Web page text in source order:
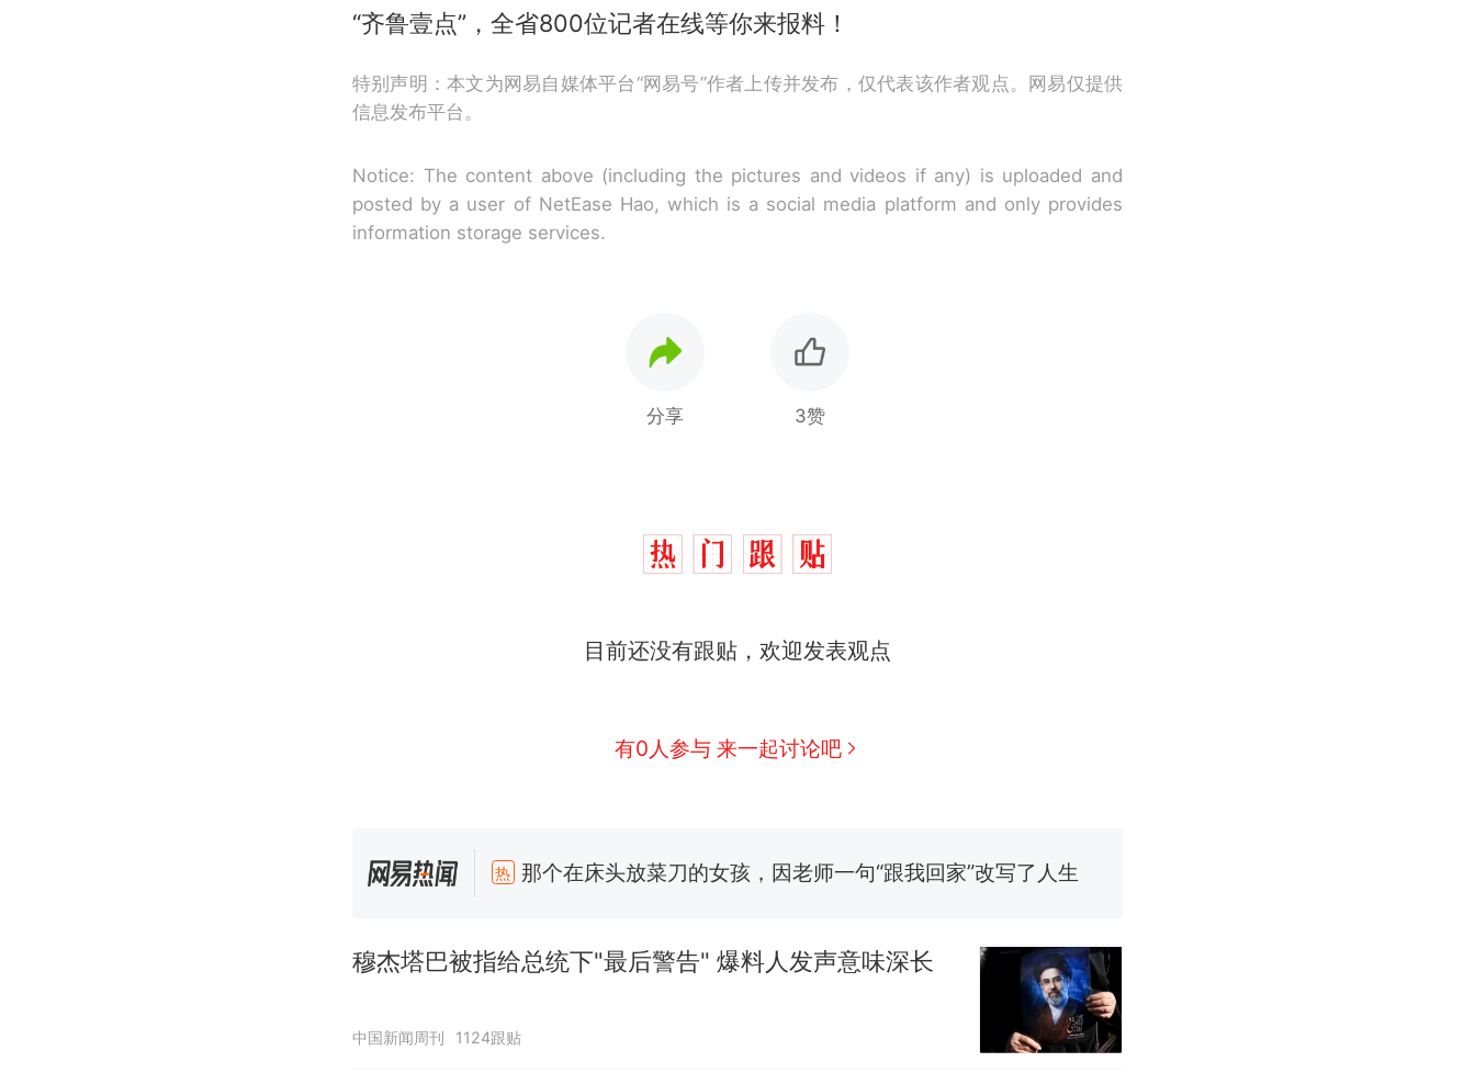
“齐鲁壹点”，全省800位记者在线等你来报料！
特别声明：本文为网易自媒体平台“网易号”作者上传并发布，仅代表该作者观点。网易仅提供
信息发布平台。
Notice: The content above (including the pictures and videos if any) is uploaded and
posted by a user of NetEase Hao, which is a social media platform and only provides
information storage services.
分享 3赞
目前还没有跟贴，欢迎发表观点
有0人参与 来一起讨论吧
热 那个在床头放菜刀的女孩，因老师一句“跟我回家”改写了人生
应
美国渔民钓获鲨鱼徒手将其拽回大海 目击者直呼震惊 （视频来源：
笔试第一被第二名传话劝弃考 官方通报
穆杰塔巴被指给总统下"最后警告" 爆料人发声意味深长
中国新闻周刊 1124跟贴